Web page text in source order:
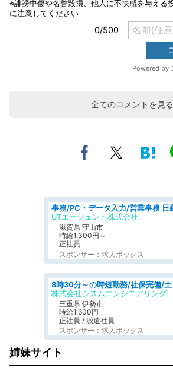
全てのコメントを見る
UTエージェント株式会社
滋賀県 守山市
時給1,300円～
正社員
スポンサー：求人ボックス
株式会社シスムエンジニアリング
三重県 伊勢市
時給1,600円
正社員 / 派遣社員
スポンサー：求人ボックス
姉妹サイト